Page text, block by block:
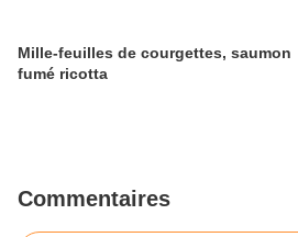
Mille-feuilles de courgettes, saumon
fumé ricotta
Commentaires